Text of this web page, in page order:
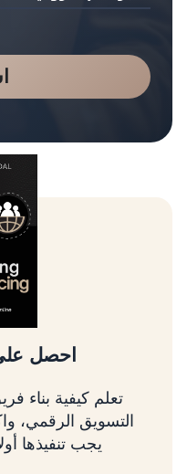
تسلق شجرة
تعلم كيفية تحديد
استراتيجيتك
إطار